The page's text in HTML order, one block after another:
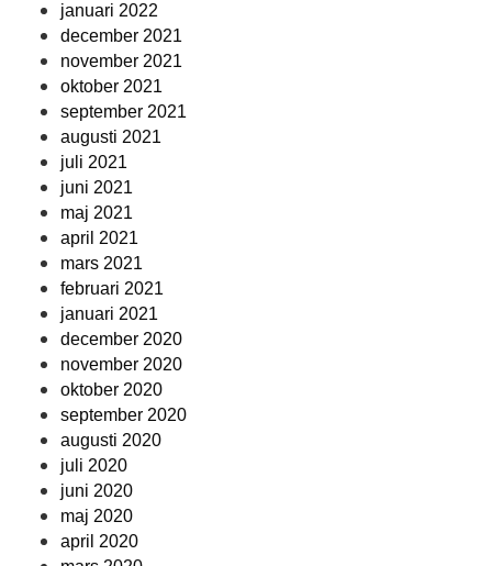
januari 2022
december 2021
november 2021
oktober 2021
september 2021
augusti 2021
juli 2021
juni 2021
maj 2021
april 2021
mars 2021
februari 2021
januari 2021
december 2020
november 2020
oktober 2020
september 2020
augusti 2020
juli 2020
juni 2020
maj 2020
april 2020